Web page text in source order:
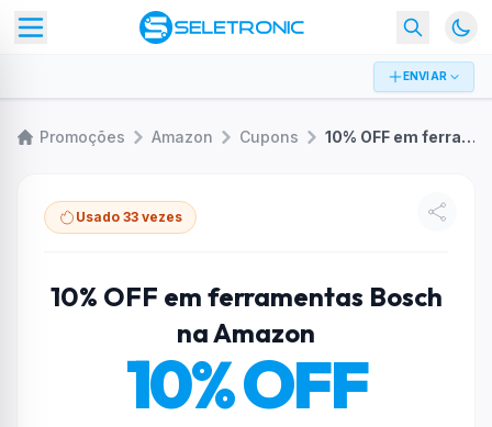
ENVIAR
Promoções Amazon Cupons 10% OFF em ferramentas Bosch na Amazon
Usado 33 vezes
10% OFF em ferramentas Bosch
na Amazon
10% OFF